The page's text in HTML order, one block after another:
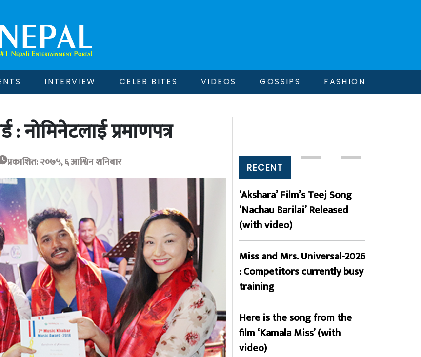
INTERVIEW CELEB BITES VIDEOS GOSSIPS FASHION
नोमिनेटलाई प्रमाणपत्र
प्रकाशित: २०७५, ६ आश्विन शनिबार RECENT
‘Akshara’ Film’s Teej Song
‘Nachau Barilai’ Released
(with video)
Miss and Mrs. Universal-2026
: Competitors currently busy
training
Here is the song from the
film ‘Kamala Miss’ (with
video)